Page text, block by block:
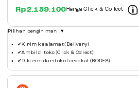
Harga Click & Collect
Rp2.159.100
Pilihan pengiriman: ▼
✔ Kirim ke alamat (Delivery)
✔Ambil di toko (Click & Collect)
✔ Dikirim dari toko terdekat (BODFS)